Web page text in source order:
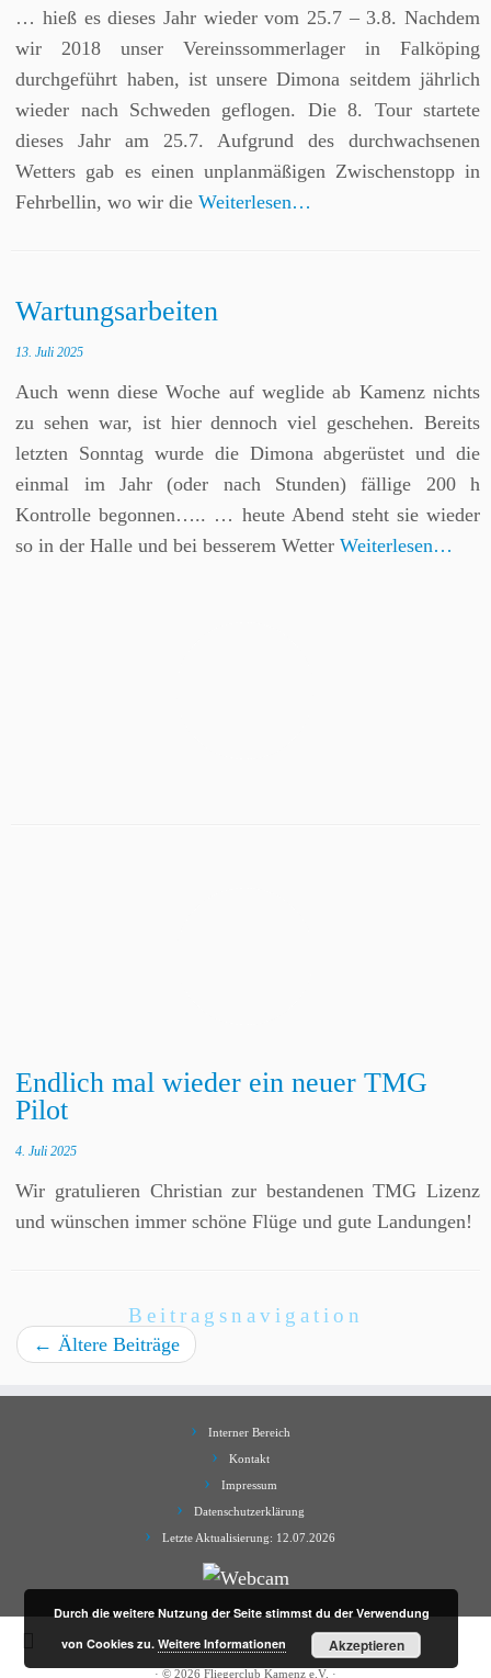
… hieß es dieses Jahr wieder vom 25.7 – 3.8. Nachdem
wir 2018 unser Vereinssommerlager in Falköping
durchgeführt haben, ist unsere Dimona seitdem jährlich
wieder nach Schweden geflogen. Die 8. Tour startete
dieses Jahr am 25.7. Aufgrund des durchwachsenen
Wetters gab es einen unplanmäßigen Zwischenstopp in
Fehrbellin, wo wir dieWeiterlesen…
Wartungsarbeiten
13. Juli 2025
Auch wenn diese Woche auf weglide ab Kamenz nichts
zu sehen war, ist hier dennoch viel geschehen. Bereits
letzten Sonntag wurde die Dimona abgerüstet und die
einmal im Jahr (oder nach Stunden) fällige 200 h
Kontrolle begonnen….. … heute Abend steht sie wieder
so in der Halle und bei besserem WetterWeiterlesen…
Endlich mal wieder ein neuer TMG
Pilot
4. Juli 2025
Wir gratulieren Christian zur bestandenen TMG Lizenz
und wünschen immer schöne Flüge und gute Landungen!
Beitragsnavigation
← Ältere Beiträge
Interner Bereich
Kontakt
Impressum
Datenschutzerklärung
Letzte Aktualisierung: 12.07.2026
· © 2026 Fliegerclub Kamenz e.V. ·
Durch die weitere Nutzung der Seite stimmst du der Verwendung
von Cookies zu.Weitere Informationen Akzeptieren